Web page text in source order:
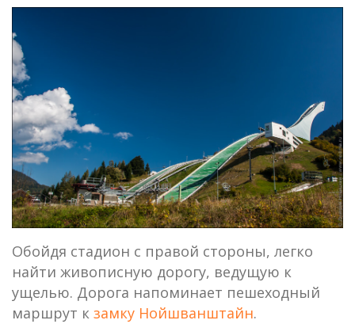
Обойдя стадион с правой стороны, легко
найти живописную дорогу, ведущую к
ущелью. Дорога напоминает пешеходный
маршрут к замку Нойшванштайн.